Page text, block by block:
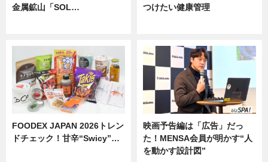
金属鉱山「SOL…
つけたい健康管理
FOODEX JAPAN 2026トレン
ドチェック！甘辛“Swicy”…
映画予告編は「広告」だっ
た！MENSA会員が明かす“人
を動かす設計図”